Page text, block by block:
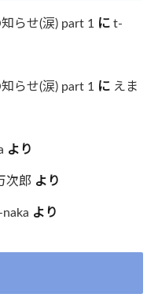
らせ(涙) part 1 に t-
らせ(涙) part 1 に えま
より
次郎 より
より